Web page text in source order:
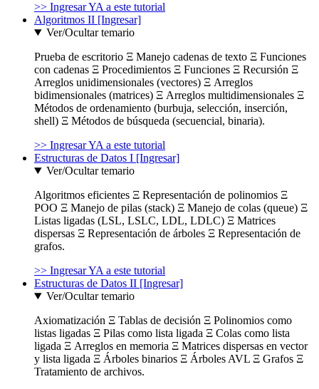
>> Ingresar YA a este tutorial
Algoritmos II [Ingresar]
Ver/Ocultar temario
Prueba de escritorio Ξ Manejo cadenas de texto Ξ Funciones
con cadenas Ξ Procedimientos Ξ Funciones Ξ Recursión Ξ
Arreglos unidimensionales (vectores) Ξ Arreglos
bidimensionales (matrices) Ξ Arreglos multidimensionales Ξ
Métodos de ordenamiento (burbuja, selección, inserción,
shell) Ξ Métodos de búsqueda (secuencial, binaria).
>> Ingresar YA a este tutorial
Estructuras de Datos I [Ingresar]
Ver/Ocultar temario
Algoritmos eficientes Ξ Representación de polinomios Ξ
POO Ξ Manejo de pilas (stack) Ξ Manejo de colas (queue) Ξ
Listas ligadas (LSL, LSLC, LDL, LDLC) Ξ Matrices
dispersas Ξ Representación de árboles Ξ Representación de
grafos.
>> Ingresar YA a este tutorial
Estructuras de Datos II [Ingresar]
Ver/Ocultar temario
Axiomatización Ξ Tablas de decisión Ξ Polinomios como
listas ligadas Ξ Pilas como lista ligada Ξ Colas como lista
ligada Ξ Arreglos en memoria Ξ Matrices dispersas en vector
y lista ligada Ξ Árboles binarios Ξ Árboles AVL Ξ Grafos Ξ
Tratamiento de archivos.